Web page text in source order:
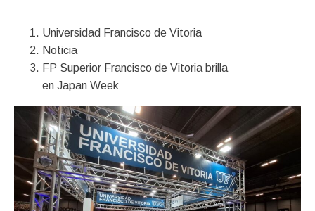
Universidad Francisco de Vitoria
Noticia
FP Superior Francisco de Vitoria brilla
en Japan Week